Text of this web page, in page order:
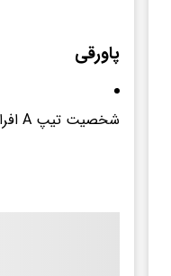
پاورقی
شخصیت تیپ A افرادی بلندپرواز، رقابتی، کم‌تحمل و برنامه‌ریز هستند [مترجم].